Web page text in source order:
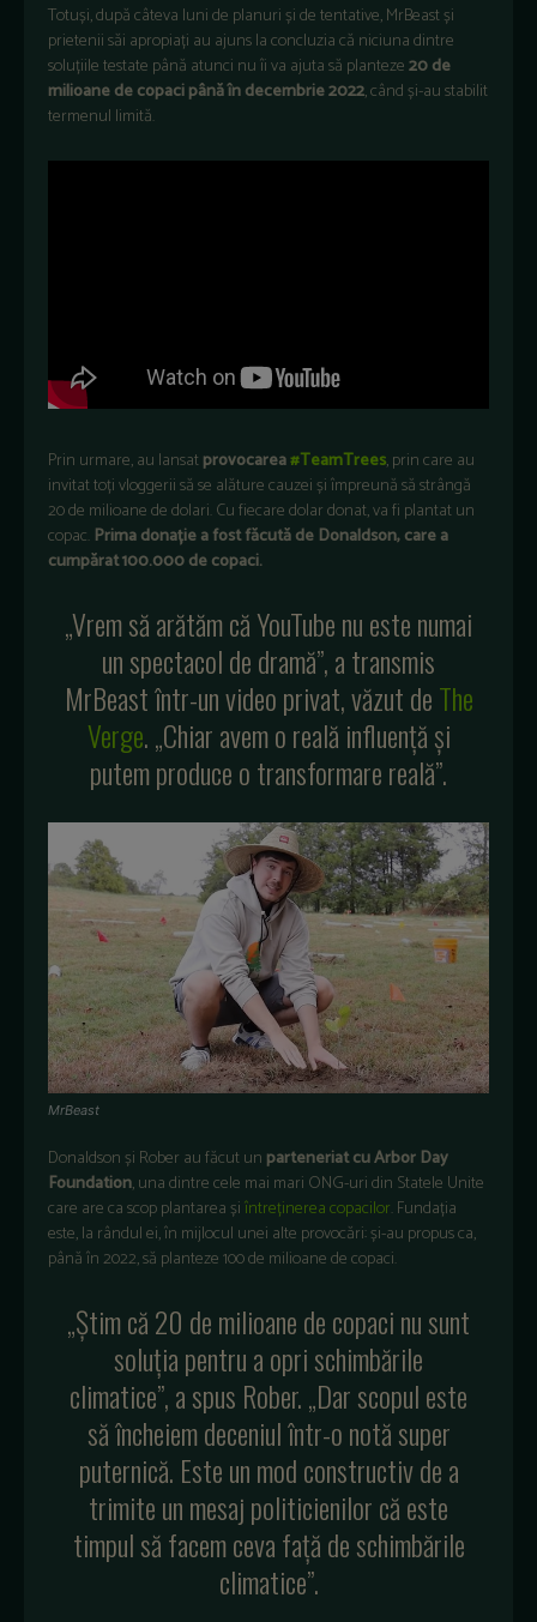
Totuși, după câteva luni de planuri și de tentative, MrBeast și
prietenii săi apropiați au ajuns la concluzia că niciuna dintre
soluțiile testate până atunci nu îi va ajuta să planteze20 de
milioane de copaci până în decembrie 2022, când și-au stabilit
termenul limită.
Prin urmare, au lansatprovocarea#TeamTrees, prin care au
invitat toți vloggerii să se alăture cauzei și împreună să strângă
20 de milioane de dolari. Cu fiecare dolar donat, va fi plantat un
copac. Prima donație a fost făcută de Donaldson, care a
cumpărat 100.000 de copaci.
„Vrem să arătăm că YouTube nu este numai
un spectacol de dramă”, a transmis
MrBeast într-un video privat, văzut deThe
Verge. „Chiar avem o reală influență și
putem produce o transformare reală”.
MrBeast
Donaldson și Rober au făcut un parteneriat cu Arbor Day
Foundation, una dintre cele mai mari ONG-uri din Statele Unite
care are ca scop plantarea șiîntreținerea copacilor. Fundația
este, la rândul ei, în mijlocul unei alte provocări: și-au propus ca,
până în 2022, să planteze 100 de milioane de copaci.
„Știm că 20 de milioane de copaci nu sunt
soluția pentru a opri schimbările
climatice”, a spus Rober. „Dar scopul este
să încheiem deceniul într-o notă super
puternică. Este un mod constructiv de a
trimite un mesaj politicienilor că este
timpul să facem ceva față de schimbările
climatice”.